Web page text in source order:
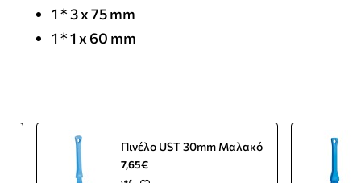
1 * 3 x 75 mm
1 * 1 x 60 mm
Πινέλο UST 30mm Μαλακό
7,65€